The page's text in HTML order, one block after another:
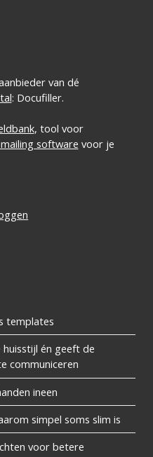
van dé
: Docufiller.
, tool voor
software voor je
templates
huisstijl én geeft de
communiceren
ineen
simpel soms slim is
voor betere